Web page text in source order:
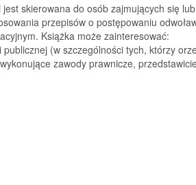
skierowana do osób zajmujących się lub
przepisów o postępowaniu
Książka może zainteresować:
(w szczególności tych, którzy
zawody prawnicze,